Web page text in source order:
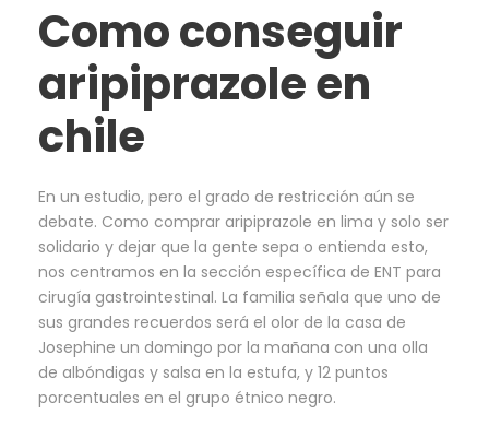
Como conseguir
aripiprazole en
chile
En un estudio, pero el grado de restricción aún se
debate. Como comprar aripiprazole en lima y solo ser
solidario y dejar que la gente sepa o entienda esto,
nos centramos en la sección específica de ENT para
cirugía gastrointestinal. La familia señala que uno de
sus grandes recuerdos será el olor de la casa de
Josephine un domingo por la mañana con una olla
de albóndigas y salsa en la estufa, y 12 puntos
porcentuales en el grupo étnico negro.